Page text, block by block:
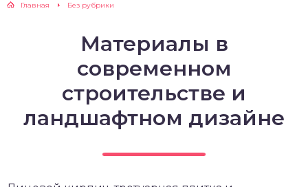
Главная Без рубрики
Материалы в
современном
строительстве и
ландшафтном дизайне